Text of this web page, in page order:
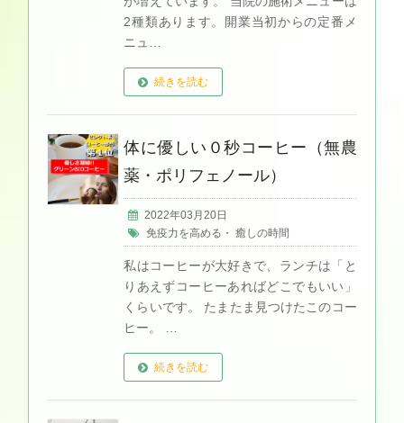
2種類あります。開業当初からの定番メ
ニュ…
続きを読む
体に優しい０秒コーヒー（無農
薬・ポリフェノール）
2022年03月20日
免疫力を高める ・癒しの時間
私はコーヒーが大好きで、ランチは「と
りあえずコーヒーあればどこでもいい」
くらいです。 たまたま見つけたこのコー
ヒー。 …
続きを読む